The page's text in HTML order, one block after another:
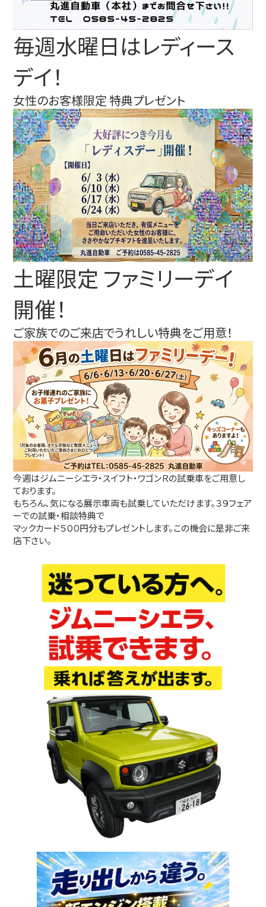
毎週水曜日はレディース
デイ！
女性のお客様限定 特典プレゼント
土曜限定 ファミリーデイ
開催！
ご家族でのご来店でうれしい特典をご用意！
今週はジムニーシエラ・スイフト・ワゴンＲの試乗車をご用意し
ております。
もちろん、気になる展示車両も試乗していただけます。３９フェア
ーでの試乗・相談特典で
マックカード５００円分もプレゼントします。この機会に是非ご来
店下さい。